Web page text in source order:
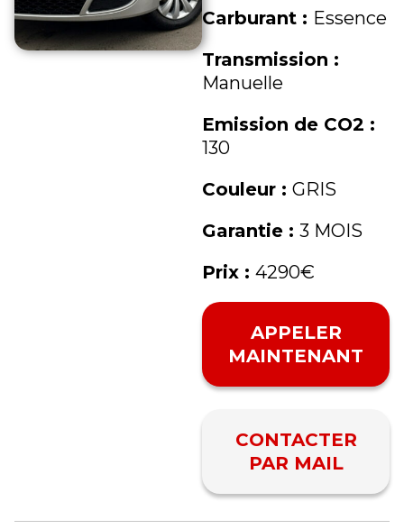
Carburant : Essence
Transmission :
Manuelle
Emission de CO2 :
130
Couleur : GRIS
Garantie : 3 MOIS
Prix : 4290€
APPELER
MAINTENANT
CONTACTER
PAR MAIL